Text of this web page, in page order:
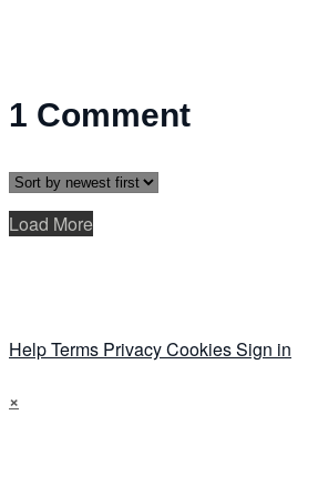
1 Comment
Load More
HelpTerms PrivacyCookiesSign in
×